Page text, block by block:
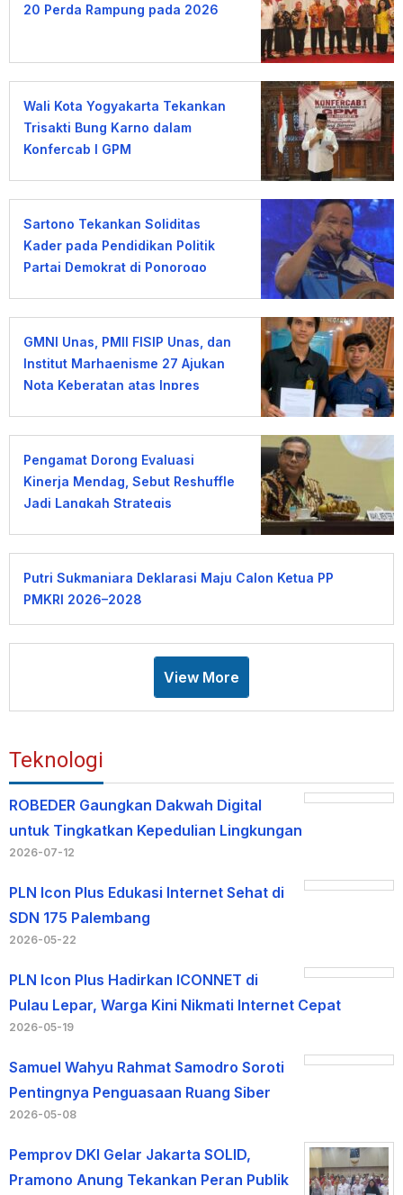
20 Perda Rampung pada 2026
Wali Kota Yogyakarta Tekankan
Trisakti Bung Karno dalam
Konfercab I GPM
Sartono Tekankan Soliditas
Kader pada Pendidikan Politik
Partai Demokrat di Ponorogo
GMNI Unas, PMII FISIP Unas, dan
Institut Marhaenisme 27 Ajukan
Nota Keberatan atas Inpres
Pengamat Dorong Evaluasi
Kinerja Mendag, Sebut Reshuffle
Jadi Langkah Strategis
Putri Sukmaniara Deklarasi Maju Calon Ketua PP
PMKRI 2026–2028
View More
Teknologi
ROBEDER Gaungkan Dakwah Digital
untuk Tingkatkan Kepedulian Lingkungan
2026-07-12
PLN Icon Plus Edukasi Internet Sehat di
SDN 175 Palembang
2026-05-22
PLN Icon Plus Hadirkan ICONNET di
Pulau Lepar, Warga Kini Nikmati Internet Cepat
2026-05-19
Samuel Wahyu Rahmat Samodro Soroti
Pentingnya Penguasaan Ruang Siber
2026-05-08
Pemprov DKI Gelar Jakarta SOLID,
Pramono Anung Tekankan Peran Publik